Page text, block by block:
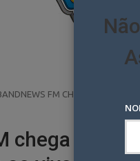
FM CHEGA AO LG
chega ao LG